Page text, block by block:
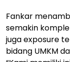
Fankar
semakin
juga exposure
bidang UMKM